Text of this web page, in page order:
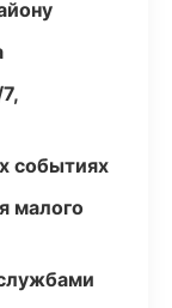
событиях
малого